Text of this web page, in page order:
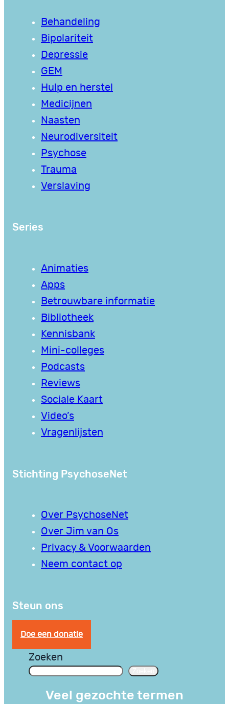
Behandeling
Bipolariteit
Depressie
GEM
Hulp en herstel
Medicijnen
Naasten
Neurodiversiteit
Psychose
Trauma
Verslaving
Series
Animaties
Apps
Betrouwbare informatie
Bibliotheek
Kennisbank
Mini-colleges
Podcasts
Reviews
Sociale Kaart
Video’s
Vragenlijsten
Stichting PsychoseNet
Over PsychoseNet
Over Jim van Os
Privacy & Voorwaarden
Neem contact op
Steun ons
Doe een donatie
Zoeken
Veel gezochte termen